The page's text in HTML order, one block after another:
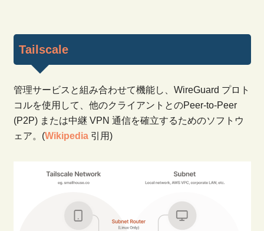
Tailscale
管理サービスと組み合わせて機能し、WireGuard プロト
コルを使用して、他のクライアントとのPeer-to-Peer
(P2P) または中継 VPN 通信を確立するためのソフトウ
ェア。(Wikipedia引用)